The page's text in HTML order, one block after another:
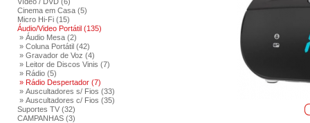
Cinema em Casa (5)
Micro Hi-Fi (15)
Áudio/Video Portátil (135)
» Áudio Mesa (2)
» Coluna Portátil (42)
» Gravador de Voz (4)
» Leitor de Discos Vinis (7)
» Rádio (5)
» Rádio Despertador (7)
» Auscultadores s/ Fios (33)
» Auscultadores c/ Fios (35)
Suportes TV (32)
CAMPANHAS (3)